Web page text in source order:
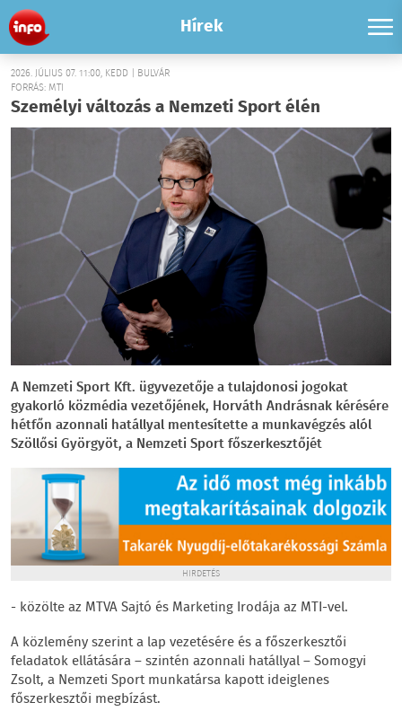
Hírek
2026. JÚLIUS 07. 11:00, KEDD | BULVÁR
FORRÁS: MTI
Személyi változás a Nemzeti Sport élén
A Nemzeti Sport Kft. ügyvezetője a tulajdonosi jogokat
gyakorló közmédia vezetőjének, Horváth Andrásnak kérésére
hétfőn azonnali hatállyal mentesítette a munkavégzés alól
Szöllősi Györgyöt, a Nemzeti Sport főszerkesztőjét
HIRDETÉS
- közölte az MTVA Sajtó és Marketing Irodája az MTI-vel.
A közlemény szerint a lap vezetésére és a főszerkesztői
feladatok ellátására – szintén azonnali hatállyal – Somogyi
Zsolt, a Nemzeti Sport munkatársa kapott ideiglenes
főszerkesztői megbízást.